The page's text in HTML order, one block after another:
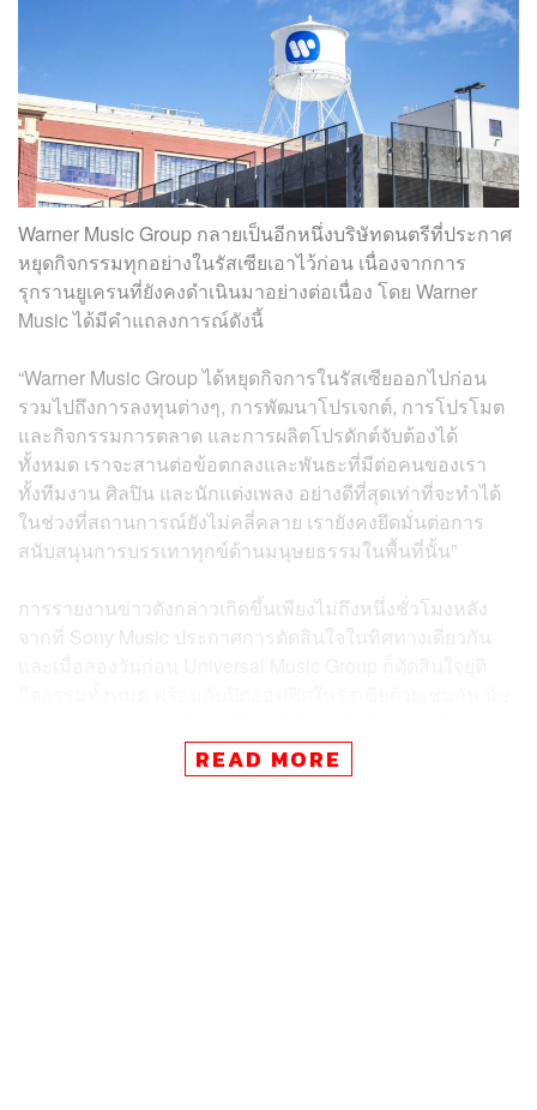
Warner Music Group กลายเป็นอีกหนึ่งบริษัทดนตรีที่ประกาศ
หยุดกิจกรรมทุกอย่างในรัสเซียเอาไว้ก่อน เนื่องจากการ
รุกรานยูเครนที่ยังคงดำเนินมาอย่างต่อเนื่อง โดย Warner
Music ได้มีคำแถลงการณ์ดังนี้
“Warner Music Group ได้หยุดกิจการในรัสเซียออกไปก่อน
รวมไปถึงการลงทุนต่างๆ, การพัฒนาโปรเจกต์, การโปรโมต
และกิจกรรมการตลาด และการผลิตโปรดักต์จับต้องได้
ทั้งหมด เราจะสานต่อข้อตกลงและพันธะที่มีต่อคนของเรา
ทั้งทีมงาน ศิลปิน และนักแต่งเพลง อย่างดีที่สุดเท่าที่จะทำได้
ในช่วงที่สถานการณ์ยังไม่คลี่คลาย เรายังคงยึดมั่นต่อการ
สนับสนุนการบรรเทาทุกข์ด้านมนุษยธรรมในพื้นที่นั้น”
การรายงานข่าวดังกล่าวเกิดขึ้นเพียงไม่ถึงหนึ่งชั่วโมงหลัง
จากที่ Sony Music ประกาศการตัดสินใจในทิศทางเดียวกัน
พร้อมใจกันคว่ำบาตรรัสเซียแล้ว
READ MORE